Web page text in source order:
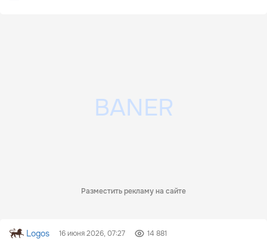
Разместить рекламу на сайте
Logos 16 июня 2026, 07:27 14 881